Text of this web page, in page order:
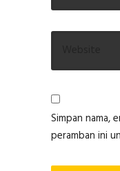
Simpan nama,
peramban ini